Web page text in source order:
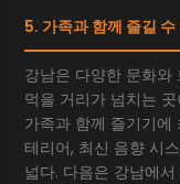
5. 가족과 함께 즐길
강남은 다양한 문화와
먹을 거리가 넘치는
가족과 함께 즐기기에
테리어, 최신 음향 시
넓다. 다음은 강남에